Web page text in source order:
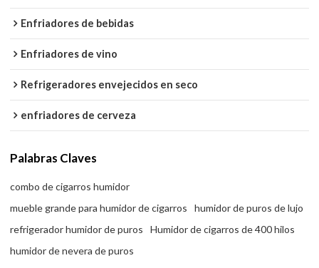
Enfriadores de bebidas
Enfriadores de vino
Refrigeradores envejecidos en seco
enfriadores de cerveza
Palabras Claves
combo de cigarros humidor
mueble grande para humidor de cigarros
humidor de puros de lujo
refrigerador humidor de puros
Humidor de cigarros de 400 hilos
humidor de nevera de puros